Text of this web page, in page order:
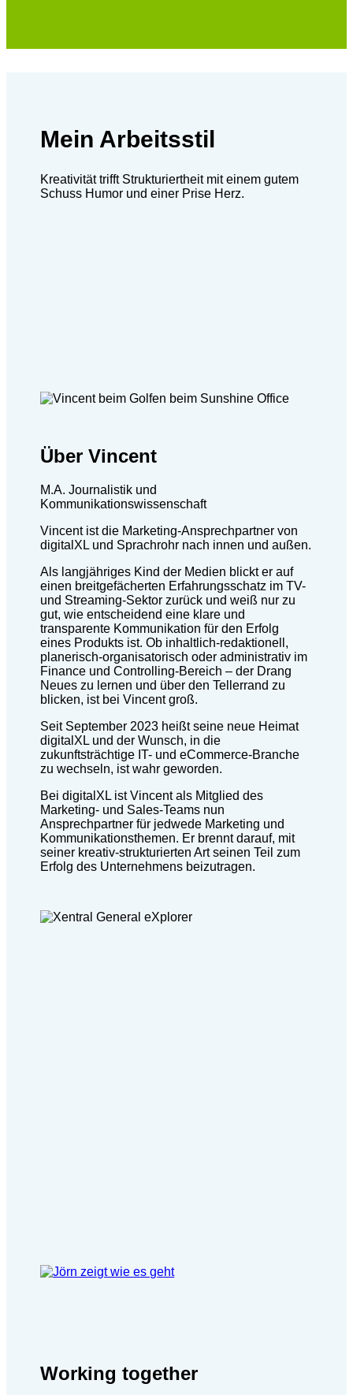
Mein Arbeitsstil
Kreativität trifft Strukturiertheit mit einem gutem
Schuss Humor und einer Prise Herz.
Über Vincent
M.A. Journalistik und
Kommunikationswissenschaft
Vincent ist die Marketing-Ansprechpartner von
digitalXL und Sprachrohr nach innen und außen.
Als langjähriges Kind der Medien blickt er auf
einen breitgefächerten Erfahrungsschatz im TV-
und Streaming-Sektor zurück und weiß nur zu
gut, wie entscheidend eine klare und
transparente Kommunikation für den Erfolg
eines Produkts ist. Ob inhaltlich-redaktionell,
planerisch-organisatorisch oder administrativ im
Finance und Controlling-Bereich – der Drang
Neues zu lernen und über den Tellerrand zu
blicken, ist bei Vincent groß.
Seit September 2023 heißt seine neue Heimat
digitalXL und der Wunsch, in die
zukunftsträchtige IT- und eCommerce-Branche
zu wechseln, ist wahr geworden.
Bei digitalXL ist Vincent als Mitglied des
Marketing- und Sales-Teams nun
Ansprechpartner für jedwede Marketing und
Kommunikationsthemen. Er brennt darauf, mit
seiner kreativ-strukturierten Art seinen Teil zum
Erfolg des Unternehmens beizutragen.
Working together